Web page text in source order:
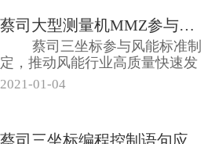
蔡司大型测量机MMZ参与风力发电...
蔡司三坐标参与风能标准制
定，推动风能行业高质量快速发
展，落实“3...
2021-01-04